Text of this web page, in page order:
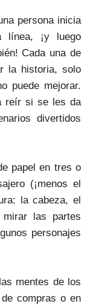
persona inicia
línea, ¡y luego
Cada una de
la historia, solo
puede mejorar.
reír si se les da
divertidos
papel en tres o
(¡menos el
la cabeza, el
las partes
personajes
mentes de los
compras o en